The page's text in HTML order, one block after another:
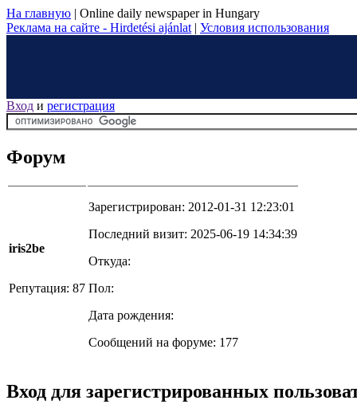
На главную | Online daily newspaper in Hungary
Реклама на сайте - Hirdetési ajánlat | Условия использования
Вход и регистрация
Форум
iris2be
Репутация: 87
Зарегистрирован: 2012-01-31 12:23:01
Последний визит: 2025-06-19 14:34:39
Откуда:
Пол:
Дата рождения:
Сообщений на форуме: 177
Вход для зарегистрированных